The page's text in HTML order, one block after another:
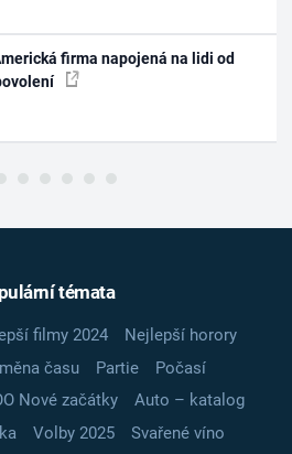
firma napojená na lidi od
témata
filmy 2024
Nejlepší horory
času Partie
Počasí
Nové začátky
Auto – katalog
Volby 2025
Svařené víno